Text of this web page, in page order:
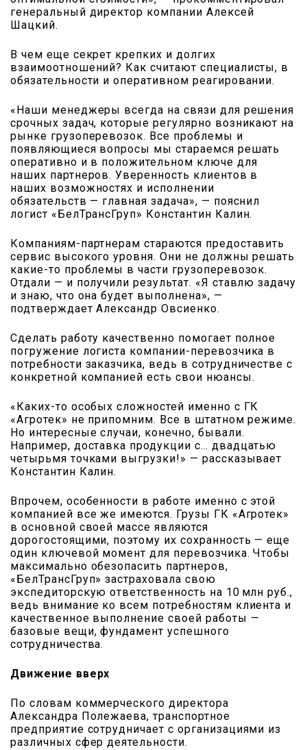
генеральный директор компании Алексей
Шацкий.
В чем еще секрет крепких и долгих
взаимоотношений? Как считают специалисты, в
обязательности и оперативном реагировании.
«Наши менеджеры всегда на связи для решения
срочных задач, которые регулярно возникают на
рынке грузоперевозок. Все проблемы и
появляющиеся вопросы мы стараемся решать
оперативно и в положительном ключе для
наших партнеров. Уверенность клиентов в
наших возможностях и исполнении
обязательств — главная задача», — пояснил
логист «БелТрансГруп» Константин Калин.
Компаниям-партнерам стараются предоставить
сервис высокого уровня. Они не должны решать
какие-то проблемы в части грузоперевозок.
Отдали — и получили результат. «Я ставлю задачу
и знаю, что она будет выполнена», —
подтверждает Александр Овсиенко.
Сделать работу качественно помогает полное
погружение логиста компании-перевозчика в
потребности заказчика, ведь в сотрудничестве с
конкретной компанией есть свои нюансы.
«Каких-то особых сложностей именно с ГК
«Агротек» не припомним. Все в штатном режиме.
Но интересные случаи, конечно, бывали.
Например, доставка продукции с… двадцатью
четырьмя точками выгрузки!» — рассказывает
Константин Калин.
Впрочем, особенности в работе именно с этой
компанией все же имеются. Грузы ГК «Агротек»
в основной своей массе являются
дорогостоящими, поэтому их сохранность — еще
один ключевой момент для перевозчика. Чтобы
максимально обезопасить партнеров,
«БелТрансГруп» застраховала свою
экспедиторскую ответственность на 10 млн руб.,
ведь внимание ко всем потребностям клиента и
качественное выполнение своей работы —
базовые вещи, фундамент успешного
сотрудничества.
Движение вверх
По словам коммерческого ди­ректора
Александра Полежаева, транспортное
предприятие сотрудничает с организациями из
различных сфер деятельности.